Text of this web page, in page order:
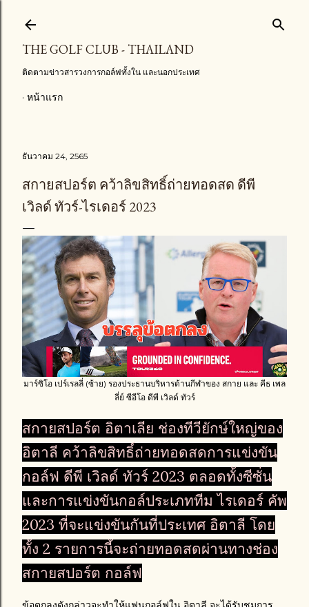
THE GOLF CLUB - THAILAND
ติดตามข่าวสารวงการกอล์ฟทั้งใน และนอกประเทศ
หน้าแรก
ธันวาคม 24, 2565
สกายสปอร์ต คว้าลิขสิทธิ์ถ่ายทอดสด ดีพี
เวิลด์ ทัวร์-ไรเดอร์ 2023
มาร์ซิโอ เปร์เรลลี่ (ซ้าย) รองประธานบริหารด้านกีฬาของ สกาย และ คีธ เพล
ลี่ย์ ซีอีโอ ดีพี เวิลด์ ทัวร์
สกายสปอร์ต อิตาเลีย ช่องทีวียักษ์ใหญ่ของ
อิตาลี คว้าลิขสิทธิ์ถ่ายทอดสดการแข่งขัน
กอล์ฟ ดีพี เวิลด์ ทัวร์ 2023 ตลอดทั้งซีซั่น
และการแข่งขันกอล์ประเภททีม ไรเดอร์ คัพ
2023 ที่จะแข่งขันกันที่ประเทศ อิตาลี โดย
ทั้ง 2 รายการนี้จะถ่ายทอดสดผ่านทางช่อง
สกายสปอร์ต กอล์ฟ